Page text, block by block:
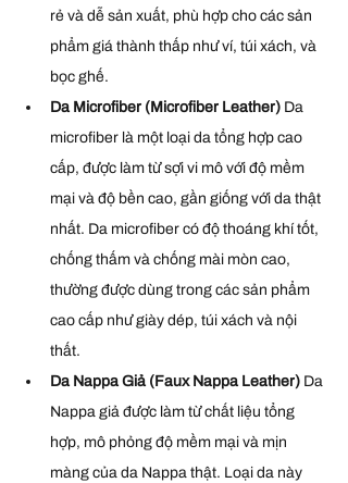
rẻ và dễ sản xuất, phù hợp cho các sản
phẩm giá thành thấp như ví, túi xách, và
bọc ghế.
Da Microfiber (Microfiber Leather) Da
microfiber là một loại da tổng hợp cao
cấp, được làm từ sợi vi mô với độ mềm
mại và độ bền cao, gần giống với da thật
nhất. Da microfiber có độ thoáng khí tốt,
chống thấm và chống mài mòn cao,
thường được dùng trong các sản phẩm
cao cấp như giày dép, túi xách và nội
thất.
Da Nappa Giả (Faux Nappa Leather) Da
Nappa giả được làm từ chất liệu tổng
hợp, mô phỏng độ mềm mại và mịn
màng của da Nappa thật. Loại da này